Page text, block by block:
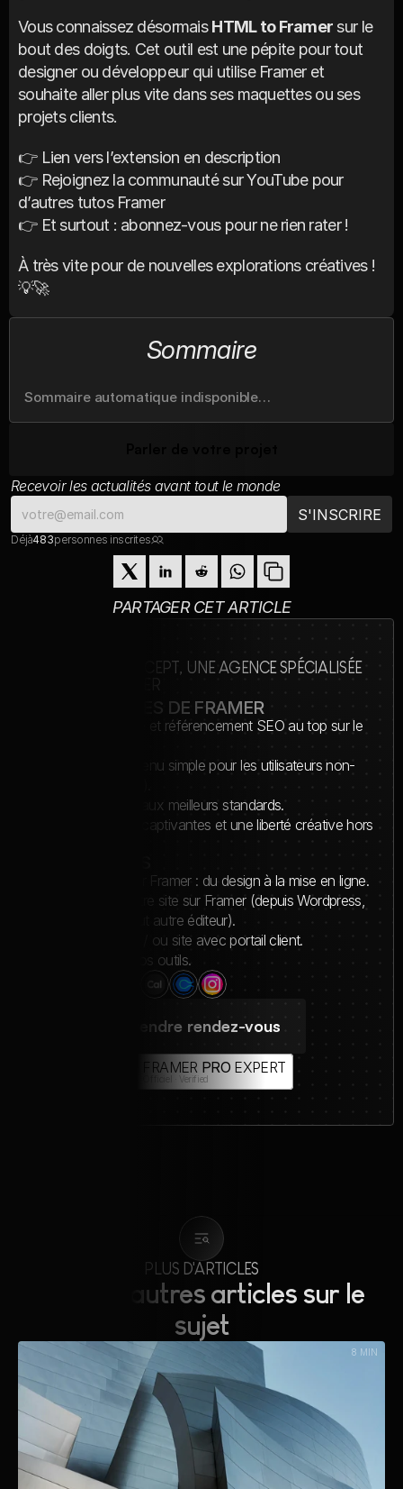
Sommaire
Sommaire automatique indisponible…
Recevoir les actualités avant tout le monde
Déjà483personnes inscrites
PARTAGER CET ARTICLE
Vous connaissez désormais HTML to Framer sur le
bout des doigts. Cet outil est une pépite pour tout
designer ou développeur qui utilise Framer et
souhaite aller plus vite dans ses maquettes ou ses
projets clients.
👉 Lien vers l’extension en description
👉 Rejoignez la communauté sur YouTube pour
d’autres tutos Framer
👉 Et surtout : abonnez-vous pour ne rien rater !
À très vite pour de nouvelles explorations créatives !
💡🚀
SANS CONCEPT, UNE AGENCE SPÉCIALISÉE
SUR FRAMER
LES AVANTAGES DE FRAMER
Sites ultra-rapide et référencement SEO au top sur le
Gestion de contenu simple pour les utilisateurs non-
Sécurité du site aux meilleurs standards.
Des animations captivantes et une liberté créative hors
Site de A à Z sur Framer : du design à la mise en ligne.
Migration de votre site sur Framer (depuis Wordpress,
Webflow, ou tout autre éditeur).
E-commerce et / ou site avec portail client.
Intégration de vos outils.
Prendre rendez-vous
FRAMER PRO EXPERT
Officiel · Verified
PLUS D'ARTICLES
Lire nos autres articles sur le
sujet
8 MIN